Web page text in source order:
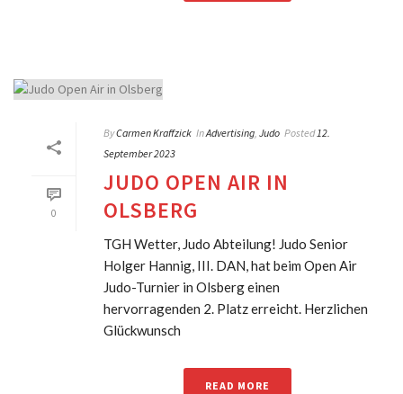
0
ByCarmen Kraffzick InAdvertising, Judo Posted12.
September 2023
JUDO OPEN AIR IN
OLSBERG
TGH Wetter, Judo Abteilung! Judo Senior
Holger Hannig, III. DAN, hat beim Open Air
Judo-Turnier in Olsberg einen
hervorragenden 2. Platz erreicht. Herzlichen
Glückwunsch
READ MORE